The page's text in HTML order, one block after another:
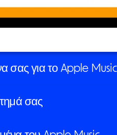
σας για το Apple Music
σας